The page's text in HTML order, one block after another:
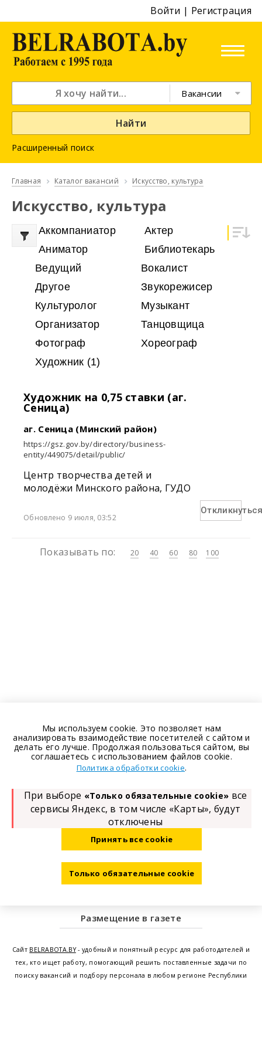
Войти | Регистрация
Вакансии
Найти
Расширенный поиск
Главная Каталог вакансий Искусство, культура
Искусство, культура
Аккомпаниатор
Актер
Аниматор
Библиотекарь
Ведущий
Вокалист
Другое
Звукорежисер
Культуролог
Музыкант
Организатор
Танцовщица
Фотограф
Хореограф
Художник (1)
Художник на 0,75 ставки (аг.
Сеница)
аг. Сеница (Минский район)
https://gsz.gov.by/directory/business-
entity/449075/detail/public/
Центр творчества детей и
молодёжи Минского района, ГУДО
Обновлено 9 июля, 03:52
Показывать по: 20 40 60 80 100
Размещение в газете
Сайт BELRABOTA.BY- удобный и понятный ресурс для работодателей и
тех, кто ищет работу, помогающий решить поставленные задачи по
поиску вакансий и подбору персонала в любом регионе Республики
Мы используем cookie. Это позволяет нам
анализировать взаимодействие посетителей с сайтом и
делать его лучше. Продолжая пользоваться сайтом, вы
соглашаетесь с использованием файлов cookie.
Политика обработки cookie.
При выборе «Только обязательные cookie» все
сервисы Яндекс, в том числе «Карты», будут
отключены
Принять все cookie
Только обязательные cookie